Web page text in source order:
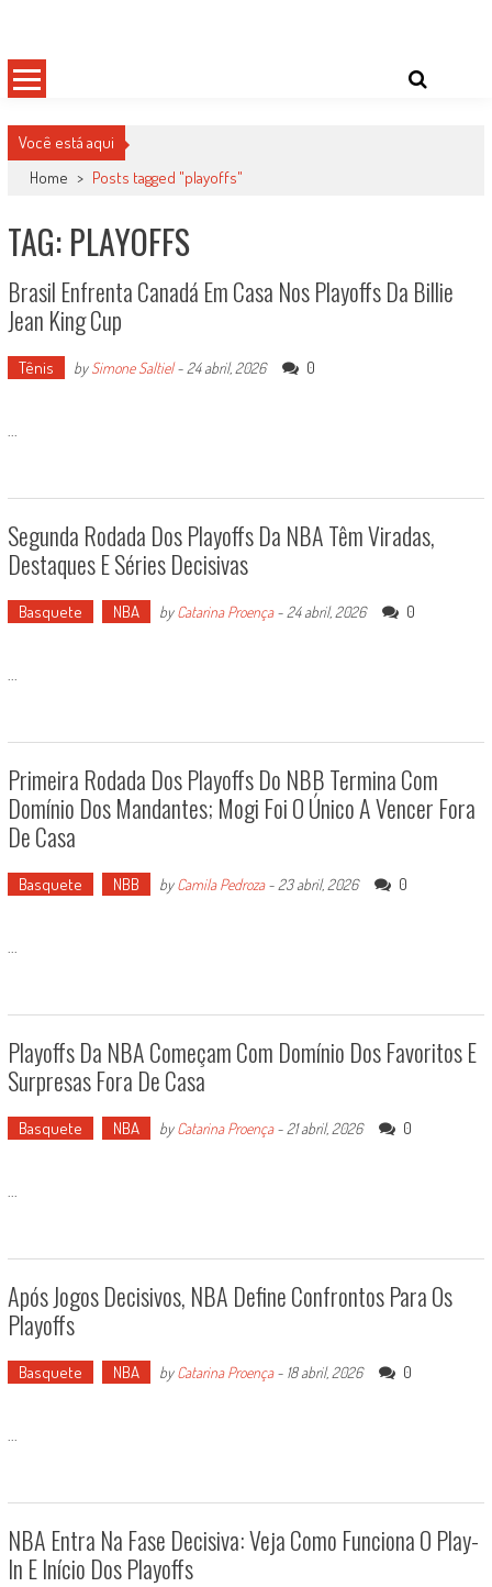
content
Você está aqui
Home > Posts tagged "playoffs"
TAG: PLAYOFFS
Brasil Enfrenta Canadá Em Casa Nos Playoffs Da Billie
Jean King Cup
Tênis bySimone Saltiel- 24 abril, 2026 0
...
Segunda Rodada Dos Playoffs Da NBA Têm Viradas,
Destaques E Séries Decisivas
Basquete NBA byCatarina Proença- 24 abril, 2026 0
...
Primeira Rodada Dos Playoffs Do NBB Termina Com
Domínio Dos Mandantes; Mogi Foi O Único A Vencer Fora
De Casa
Basquete NBB byCamila Pedroza- 23 abril, 2026 0
...
Playoffs Da NBA Começam Com Domínio Dos Favoritos E
Surpresas Fora De Casa
Basquete NBA byCatarina Proença- 21 abril, 2026 0
...
Após Jogos Decisivos, NBA Define Confrontos Para Os
Playoffs
Basquete NBA byCatarina Proença- 18 abril, 2026 0
...
NBA Entra Na Fase Decisiva: Veja Como Funciona O Play-
In E Início Dos Playoffs